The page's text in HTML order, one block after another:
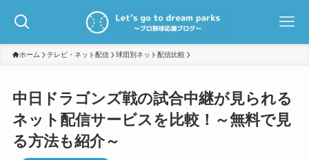
ホーム テレビ・ネット配信 球団別ネット配信比較
中日ドラゴンズ戦の試合中継が見られる
ネット配信サービスを比較！～無料で見
る方法も紹介～